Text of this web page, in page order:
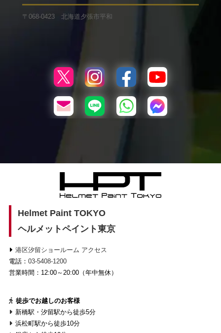
〒068-0423 北海道夕張市平和
Helmet Paint TOKYO
ヘルメットペイント東京
港区汐留ショールーム アクセス
電話： 03-5408-1200
営業時間：12:00～20:00（年中無休）
徒歩でお越しのお客様
新橋駅・汐留駅から徒歩5分
浜松町駅から徒歩10分